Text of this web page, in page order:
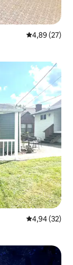
Gemiddelde
4,89 (27)
Gemiddelde
4,94 (32)